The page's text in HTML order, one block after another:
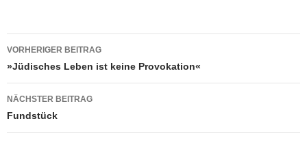
Beitragsnavigation
VORHERIGER BEITRAG
»Jüdisches Leben ist keine Provokation«
NÄCHSTER BEITRAG
Fundstück